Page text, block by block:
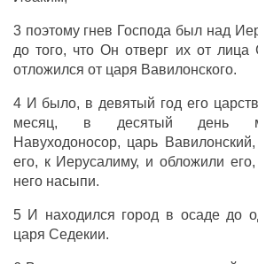
3 поэтому гнев Господа был над
до того, что Он отверг их от лица
отложился от царя Вавилонского.
4 И было, в девятый год его
месяц, в десятый день
Навуходоносор, царь
его, к Иерусалиму, и обложили его,
него насыпи.
5 И находился город в осаде до
царя Седекии.